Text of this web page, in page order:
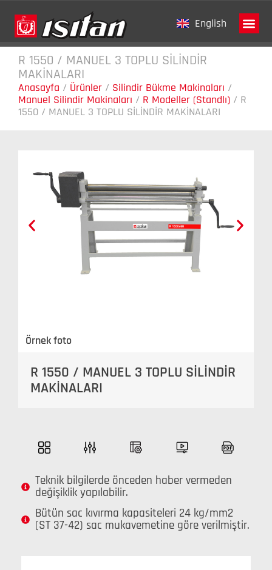
English
R 1550 / MANUEL 3 TOPLU SİLİNDİR
MAKİNALARI
Anasayfa / Ürünler / Silindir Bükme Makinaları /
Manuel Silindir Makinaları / R Modeller (Standlı) / R
1550 / MANUEL 3 TOPLU SİLİNDİR MAKİNALARI
Örnek foto
R 1550 / MANUEL 3 TOPLU SİLİNDİR
MAKİNALARI
Teknik bilgilerde önceden haber vermeden
değişiklik yapılabilir.
Bütün sac kıvırma kapasiteleri 24 kg/mm2
(ST 37-42) sac mukavemetine göre verilmiştir.